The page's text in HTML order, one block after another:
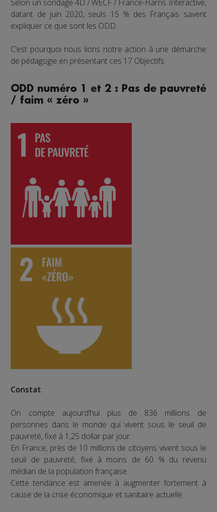
Selon un sondage 4D / WECF / France-Harris Interactive,
datant de juin 2020, seuls 15 % des Français savent
expliquer ce que sont les ODD.
C’est pourquoi nous lions notre action à une démarche
de pédagogie en présentant ces 17 Objectifs.
ODD numéro 1 et 2 : Pas de pauvreté
/ faim « zéro »
Constat
On compte aujourd’hui plus de 836 millions de
personnes dans le monde qui vivent sous le seuil de
pauvreté, fixé à 1,25 dollar par jour.
En France, près de 10 millions de citoyens vivent sous le
seuil de pauvreté, fixé à moins de 60 % du revenu
médian de la population française.
Cette tendance est amenée à augmenter fortement à
cause de la crise économique et sanitaire actuelle.